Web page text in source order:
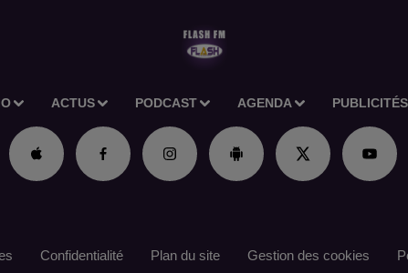
ACTUS PODCAST AGENDA PUBLICITÉS
Confidentialité Plan du site Gestion des cookies